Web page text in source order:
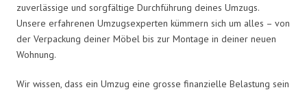
zuverlässige und sorgfältige Durchführung deines Umzugs.
Unsere erfahrenen Umzugsexperten kümmern sich um alles – von
der Verpackung deiner Möbel bis zur Montage in deiner neuen
Wohnung.
Wir wissen, dass ein Umzug eine grosse finanzielle Belastung sein